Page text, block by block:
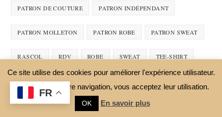
PATRON DE COUTURE PATRON INDÉPENDANT
PATRON MOLLETON PATRON ROBE PATRON SWEAT
RASCOL RDV ROBE SWEAT TEE-SHIRT
TISSU TOP
Ce site utilise des cookies pour améliorer l'expérience utilisateur.
En continuant votre navigation, vous acceptez leur utilisation.
OK En savoir plus
FR